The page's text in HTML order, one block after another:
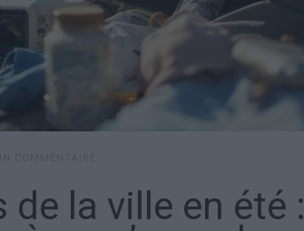
la ville en été :